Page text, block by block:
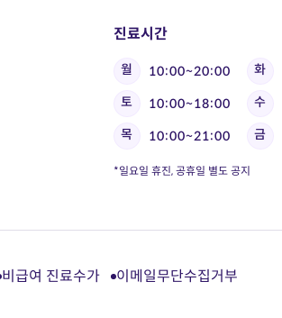
진료시간
월 10:00~20:00 화
토
10:00~18:00 수
목
10:00~21:00 금
*일요일 휴진, 공휴일 별도 공지
비급여 진료수가 이메일무단수집거부